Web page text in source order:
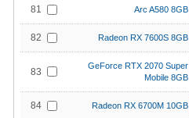
81 Arc A580 8GB
82 Radeon RX 7600S 8GB
83
GeForce RTX 2070 Super
Mobile 8GB
84 Radeon RX 6700M 10GB